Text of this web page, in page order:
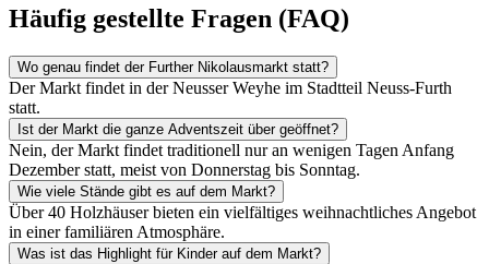
Häufig gestellte Fragen (FAQ)
Wo genau findet der Further Nikolausmarkt statt?
Der Markt findet in der Neusser Weyhe im Stadtteil Neuss-Furth
statt.
Ist der Markt die ganze Adventszeit über geöffnet?
Nein, der Markt findet traditionell nur an wenigen Tagen Anfang
Dezember statt, meist von Donnerstag bis Sonntag.
Wie viele Stände gibt es auf dem Markt?
Über 40 Holzhäuser bieten ein vielfältiges weihnachtliches Angebot
in einer familiären Atmosphäre.
Was ist das Highlight für Kinder auf dem Markt?